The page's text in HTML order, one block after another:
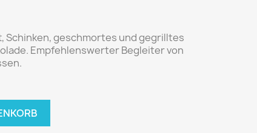
Schinken, geschmortes und gegrilltes
Empfehlenswerter Begleiter von